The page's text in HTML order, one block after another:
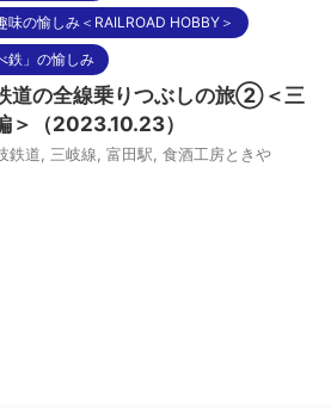
味の愉しみ＜RAILROAD HOBBY＞
鉄」の愉しみ
道の全線乗りつぶしの旅②＜三
＞（2023.10.23）
鉄道 三岐線 富田駅 食酒工房ときや